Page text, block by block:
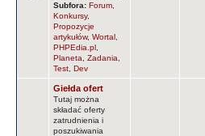
Subfora: Forum
Konkursy,
Propozycje
artykułów, Wortal
PHPEdia.pl
Planeta
Zadania
Test Dev
Giełda ofert
Tutaj można
składać oferty
zatrudnienia i
poszukiwania